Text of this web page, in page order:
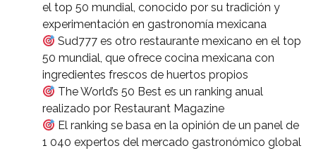
el top 50 mundial, conocido por su tradición y
experimentación en gastronomía mexicana
Sud777 es otro restaurante mexicano en el top
50 mundial, que ofrece cocina mexicana con
ingredientes frescos de huertos propios
The World’s 50 Best es un ranking anual
realizado por Restaurant Magazine
El ranking se basa en la opinión de un panel de
1 040 expertos del mercado gastronómico global